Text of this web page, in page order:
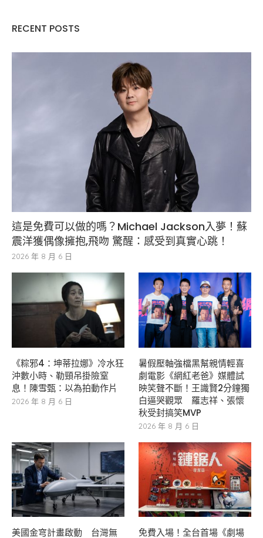
RECENT POSTS
這是免費可以做的嗎？Michael Jackson入夢！蘇
震洋獲偶像擁抱,飛吻 驚醒：感受到真實心跳！
2026 年 8 月 6 日
《粽邪4：坤蒂拉娜》冷水狂
沖數小時、勒頸吊掛險窒
息！陳雪甄：以為拍動作片
2026 年 8 月 6 日
暑假壓軸強檔黑幫親情輕喜
劇電影《網紅老爸》媒體試
映笑聲不斷！王識賢2分鐘獨
白逼哭觀眾 羅志祥、張懷
秋受封搞笑MVP
2026 年 8 月 6 日
美國金穹計畫啟動 台灣無 免費入場！全台首場《劇場